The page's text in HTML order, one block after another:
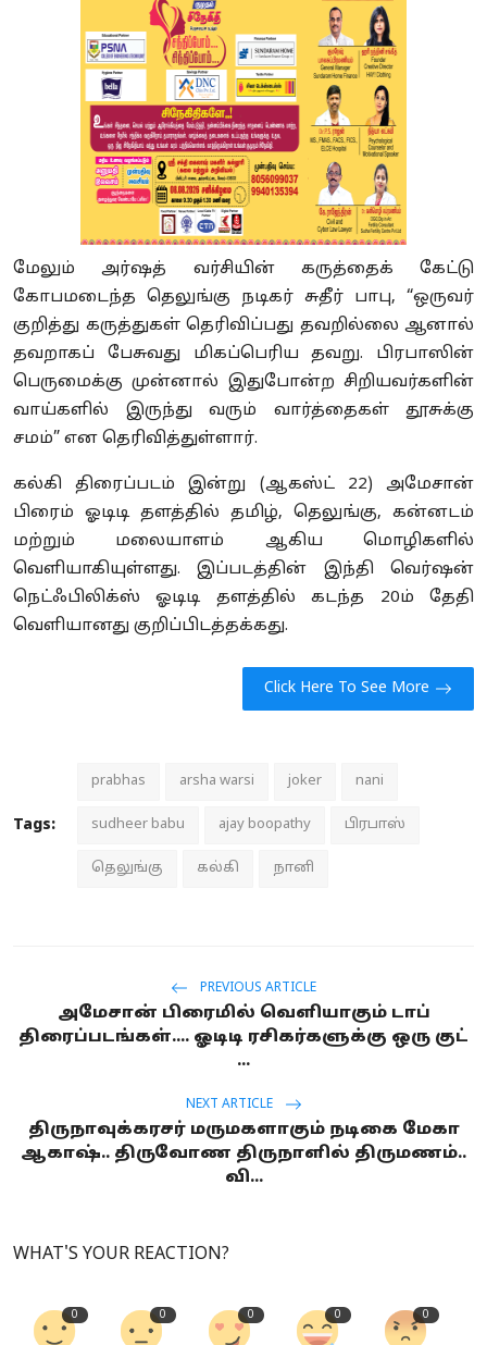
மேலும் அர்ஷத் வர்சியின் கருத்தைக் கேட்டு
கோபமடைந்த தெலுங்கு நடிகர் சுதீர் பாபு, “ஒருவர்
குறித்து கருத்துகள் தெரிவிப்பது தவறில்லை ஆனால்
தவறாகப் பேசுவது மிகப்பெரிய தவறு. பிரபாஸின்
பெருமைக்கு முன்னால் இதுபோன்ற சிறியவர்களின்
வாய்களில் இருந்து வரும் வார்த்தைகள் தூசுக்கு
சமம்” என தெரிவித்துள்ளார்.
கல்கி திரைப்படம் இன்று (ஆகஸ்ட் 22) அமேசான்
பிரைம் ஓடிடி தளத்தில் தமிழ், தெலுங்கு, கன்னடம்
மற்றும் மலையாளம் ஆகிய மொழிகளில்
வெளியாகியுள்ளது. இப்படத்தின் இந்தி வெர்ஷன்
நெட்ஃபிலிக்ஸ் ஓடிடி தளத்தில் கடந்த 20ம் தேதி
வெளியானது குறிப்பிடத்தக்கது.
Click Here To See More
Tags:
prabhas arsha warsi joker nani
sudheer babu ajay boopathy பிரபாஸ்
தெலுங்கு கல்கி நானி
PREVIOUS ARTICLE
அமேசான் பிரைமில் வெளியாகும் டாப்
திரைப்படங்கள்.... ஓடிடி ரசிகர்களுக்கு ஒரு குட்
...
NEXT ARTICLE
திருநாவுக்கரசர் மருமகளாகும் நடிகை மேகா
ஆகாஷ்.. திருவோண திருநாளில் திருமணம்..
வி...
WHAT'S YOUR REACTION?
0 0 0 0 0